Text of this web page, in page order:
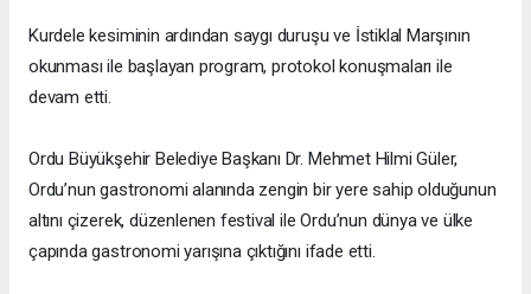
Kurdele kesiminin ardından saygı duruşu ve İstiklal Marşının
okunması ile başlayan program, protokol konuşmaları ile
devam etti.
Ordu Büyükşehir Belediye Başkanı Dr. Mehmet Hilmi Güler,
Ordu’nun gastronomi alanında zengin bir yere sahip olduğunun
altını çizerek, düzenlenen festival ile Ordu’nun dünya ve ülke
çapında gastronomi yarışına çıktığını ifade etti.